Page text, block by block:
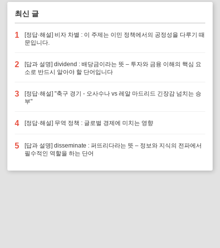
최신 글
1
[정답·해설] 비자 차별 : 이 주제는 이민 정책에서의 공정성을 다루기 때
문입니다.
2
[답과 설명] dividend : 배당금이라는 뜻 – 투자와 금융 이해의 핵심 요
소로 반드시 알아야 할 단어입니다
3
[정답·해설] "축구 경기 - 오사수나 vs 레알 마드리드 긴장감 넘치는 승
부"
4 [정답·해설] 무역 정책 : 글로벌 경제에 미치는 영향
5
[답과 설명] disseminate : 퍼뜨리다라는 뜻 – 정보와 지식의 전파에서
필수적인 역할을 하는 단어